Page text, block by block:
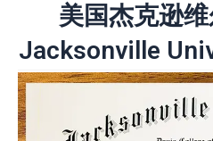
美国杰克逊
Jacksonville